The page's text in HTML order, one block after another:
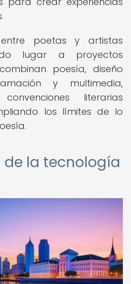
poetas y artistas
lugar a proyectos
poesía, diseño
y multimedia,
literarias
los límites de lo
de la tecnología